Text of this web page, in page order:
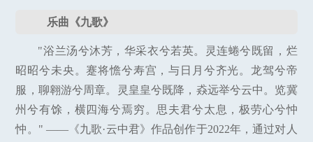
乐曲《九歌》
"浴兰汤兮沐芳，华采衣兮若英。灵连蜷兮既留，烂
昭昭兮未央。蹇将憺兮寿宫，与日月兮齐光。龙驾兮帝
服，聊翱游兮周章。灵皇皇兮既降，猋远举兮云中。览冀
州兮有馀，横四海兮焉穷。思夫君兮太息，极劳心兮忡
忡。" ——《九歌·云中君》作品创作于2022年，通过对人